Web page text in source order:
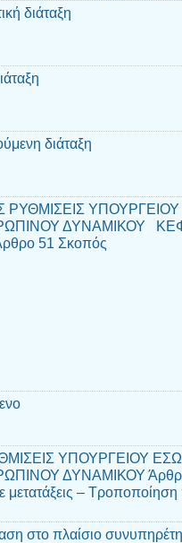
διάταξη
διάταξη
ΡΥΘΜΙΣΕΙΣ
ΔΥΝΑΜΙΚΟΥ
51 Σκοπός
ΥΠΟΥΡΓΕΙΟΥ
ΔΥΝΑΜΙΚΟΥ Άρθρο
μετατάξεις –
στο πλαίσιο